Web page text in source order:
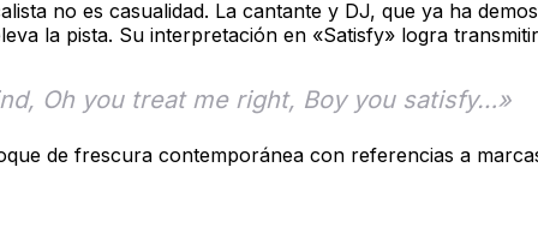
no es casualidad. La cantante y DJ, que ya ha
la pista. Su interpretación en «Satisfy» logra
Oh you treat me right, Boy you satisfy…»
de frescura contemporánea con referencias a